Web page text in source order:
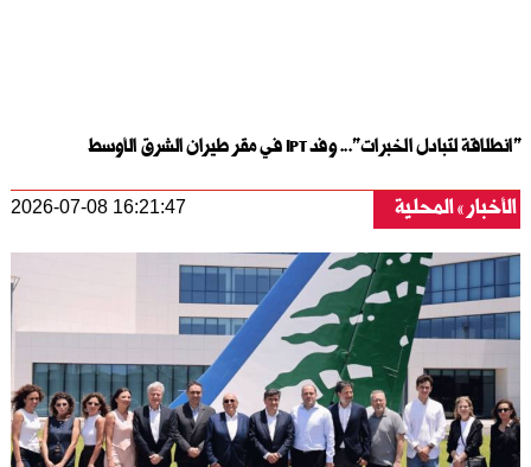
"انطلاقة لتبادل الخبرات"... وفد IPT في مقر طيران الشرق الأوسط
الأخبار المحلية 2026-07-08 16:21:47